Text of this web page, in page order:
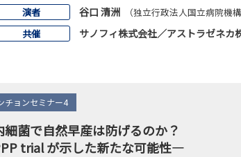
演者 谷口 清洲
（独立行政法人国立病院機
共催
サノフィ株式会社／アストラゼネカ
チョンセミナー4
細菌で自然早産は防げるのか？
trial が示した新たな可能性―